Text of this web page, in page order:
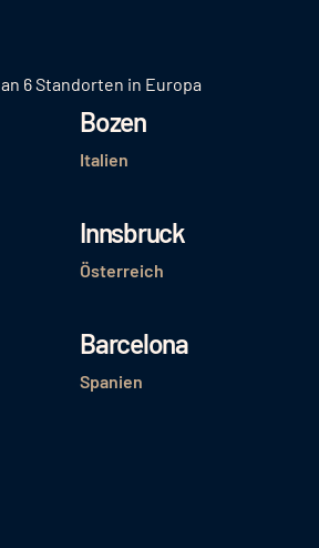
an 6 Standorten in Europa
Bozen
Italien
Innsbruck
Österreich
Barcelona
Spanien